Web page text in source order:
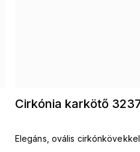
Cirkónia karkötő
Elegáns, ovális